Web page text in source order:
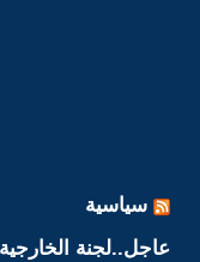
سياسية
عاجل..لجنة الخارجية